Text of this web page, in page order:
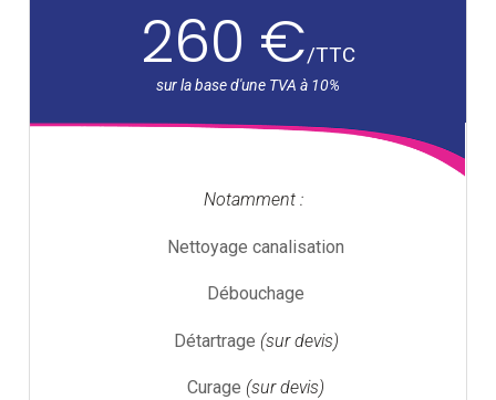
260 €/TTC
Notamment :
Nettoyage canalisation
Débouchage
Détartrage (sur devis)
Curage (sur devis)